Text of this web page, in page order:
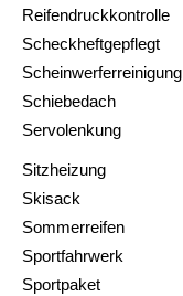
Reifendruckkontrolle
Scheckheftgepflegt
Scheinwerferreinigung
Schiebedach
Servolenkung
Sitzheizung
Skisack
Sommerreifen
Sportfahrwerk
Sportpaket